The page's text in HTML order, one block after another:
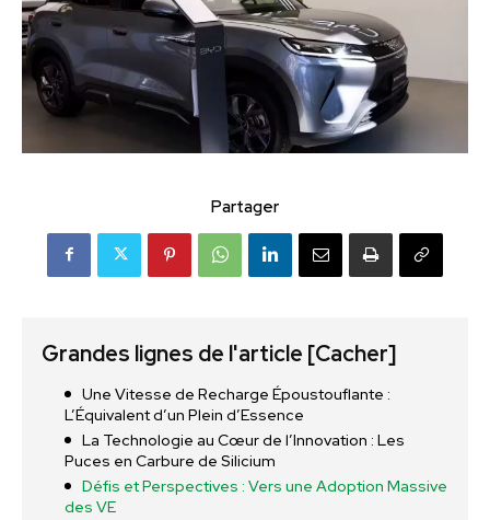
Partager
Grandes lignes de l'article [Cacher]
Une Vitesse de Recharge Époustouflante :
L’Équivalent d’un Plein d’Essence
La Technologie au Cœur de l’Innovation : Les
Puces en Carbure de Silicium
Défis et Perspectives : Vers une Adoption Massive
des VE